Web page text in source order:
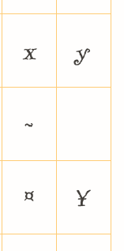
x
y
~
¤
¥